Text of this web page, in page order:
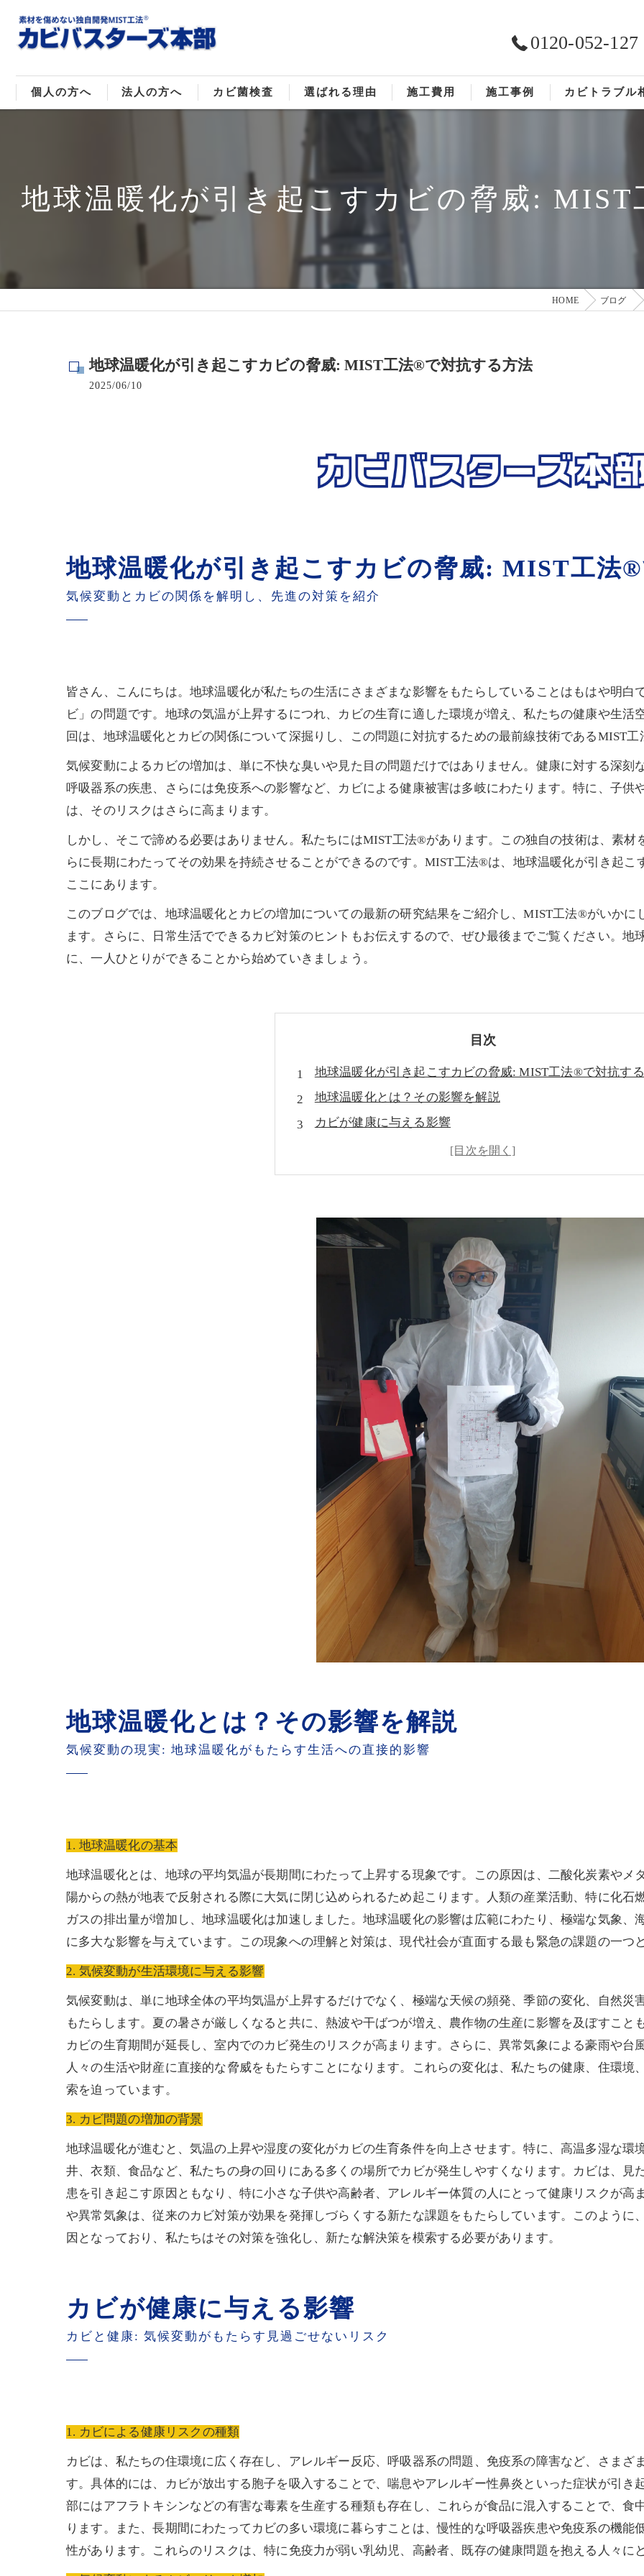
0120-052-127
個人の方へ 法人の方へ
店舗のカビ取り
病院･クリニックのカビ取り
カビ菌検査 選ばれる理由
MIST工法®
施工費用 施工事例 カビトラブル
地球温暖化が引き起こすカビの脅威:
HOME ブログ
地球温暖化が引き起こすカビの脅威: MIST工法®で対抗する方法
2025/06/10
地球温暖化が引き起こすカビの脅威: MIST工法
気候変動とカビの関係を解明し、先進の対策を紹介
皆さん、こんにちは。地球温暖化が私たちの生活にさまざまな影響をもたらしていることはもはや明白
ビ」の問題です。地球の気温が上昇するにつれ、カビの生育に適した環境が増え、私たちの健康や生活
回は、地球温暖化とカビの関係について深掘りし、この問題に対抗するための最前線技術であるMIST
気候変動によるカビの増加は、単に不快な臭いや見た目の問題だけではありません。健康に対する深刻
呼吸器系の疾患、さらには免疫系への影響など、カビによる健康被害は多岐にわたります。特に、子供
は、そのリスクはさらに高まります。
しかし、そこで諦める必要はありません。私たちにはMIST工法®があります。この独自の技術は、素
らに長期にわたってその効果を持続させることができるのです。MIST工法®は、地球温暖化が引き起
ここにあります。
このブログでは、地球温暖化とカビの増加についての最新の研究結果をご紹介し、MIST工法®がいか
ます。さらに、日常生活でできるカビ対策のヒントもお伝えするので、ぜひ最後までご覧ください。地
に、一人ひとりができることから始めていきましょう。
目次
地球温暖化が引き起こすカビの脅威: MIST工法®で対抗す
地球温暖化とは？その影響を解説
カビが健康に与える影響
MIST工法®とは？革新的なカビ対策
MIST工法®の実際の効果
世良 秀雄-カビのプロフェッシャル-
地球温暖化とは？その影響を解説
気候変動の現実: 地球温暖化がもたらす生活への直接的影響
1. 地球温暖化の基本
地球温暖化とは、地球の平均気温が長期間にわたって上昇する現象です。この原因は、二酸化炭素やメ
陽からの熱が地表で反射される際に大気に閉じ込められるため起こります。人類の産業活動、特に化石
ガスの排出量が増加し、地球温暖化は加速しました。地球温暖化の影響は広範にわたり、極端な気象、
に多大な影響を与えています。この現象への理解と対策は、現代社会が直面する最も緊急の課題の一つ
2. 気候変動が生活環境に与える影響
気候変動は、単に地球全体の平均気温が上昇するだけでなく、極端な天候の頻発、季節の変化、自然災
もたらします。夏の暑さが厳しくなると共に、熱波や干ばつが増え、農作物の生産に影響を及ぼすこと
カビの生育期間が延長し、室内でのカビ発生のリスクが高まります。さらに、異常気象による豪雨や台
人々の生活や財産に直接的な脅威をもたらすことになります。これらの変化は、私たちの健康、住環境
索を迫っています。
3. カビ問題の増加の背景
地球温暖化が進むと、気温の上昇や湿度の変化がカビの生育条件を向上させます。特に、高温多湿な環
井、衣類、食品など、私たちの身の回りにある多くの場所でカビが発生しやすくなります。カビは、見
患を引き起こす原因ともなり、特に小さな子供や高齢者、アレルギー体質の人にとって健康リスクが高
や異常気象は、従来のカビ対策が効果を発揮しづらくする新たな課題をもたらしています。このように
因となっており、私たちはその対策を強化し、新たな解決策を模索する必要があります。
カビが健康に与える影響
カビと健康: 気候変動がもたらす見過ごせないリスク
1. カビによる健康リスクの種類
カビは、私たちの住環境に広く存在し、アレルギー反応、呼吸器系の問題、免疫系の障害など、さまざ
す。具体的には、カビが放出する胞子を吸入することで、喘息やアレルギー性鼻炎といった症状が引き
部にはアフラトキシンなどの有害な毒素を生産する種類も存在し、これらが食品に混入することで、食
ります。また、長期間にわたってカビの多い環境に暮らすことは、慢性的な呼吸器疾患や免疫系の機能
性があります。これらのリスクは、特に免疫力が弱い乳幼児、高齢者、既存の健康問題を抱える人々に